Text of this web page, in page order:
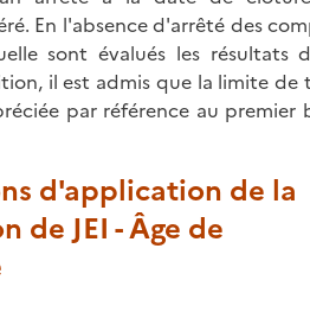
En l'absence d'arrêté des
sont évalués les résultats
il est admis que la limite de
par référence au premier
d'application de la
de JEI - Âge de